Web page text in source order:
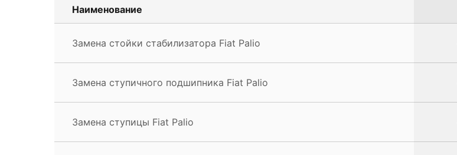
Наименование
Замена стойки стабилизатора Fiat Palio
Замена ступичного подшипника Fiat Palio
Замена ступицы Fiat Palio